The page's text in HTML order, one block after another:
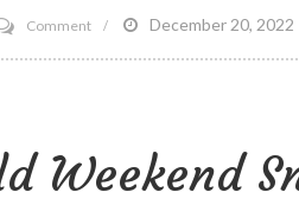
Commenton
سؤال
محترف
تشريع
December 20, 2022
Weekend